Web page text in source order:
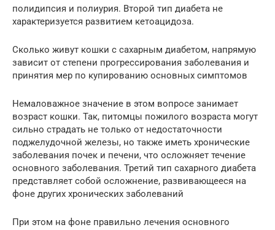
полидипсия и полиурия. Второй тип диабета не
характеризуется развитием кетоацидоза.
Сколько живут кошки с сахарным диабетом, напрямую
зависит от степени прогрессирования заболевания и
принятия мер по купированию основных симптомов
Немаловажное значение в этом вопросе занимает
возраст кошки. Так, питомцы пожилого возраста могут
сильно страдать не только от недостаточности
поджелудочной железы, но также иметь хронические
заболевания почек и печени, что осложняет течение
основного заболевания. Третий тип сахарного диабета
представляет собой осложнение, развивающееся на
фоне других хронических заболеваний
При этом на фоне правильно лечения основного